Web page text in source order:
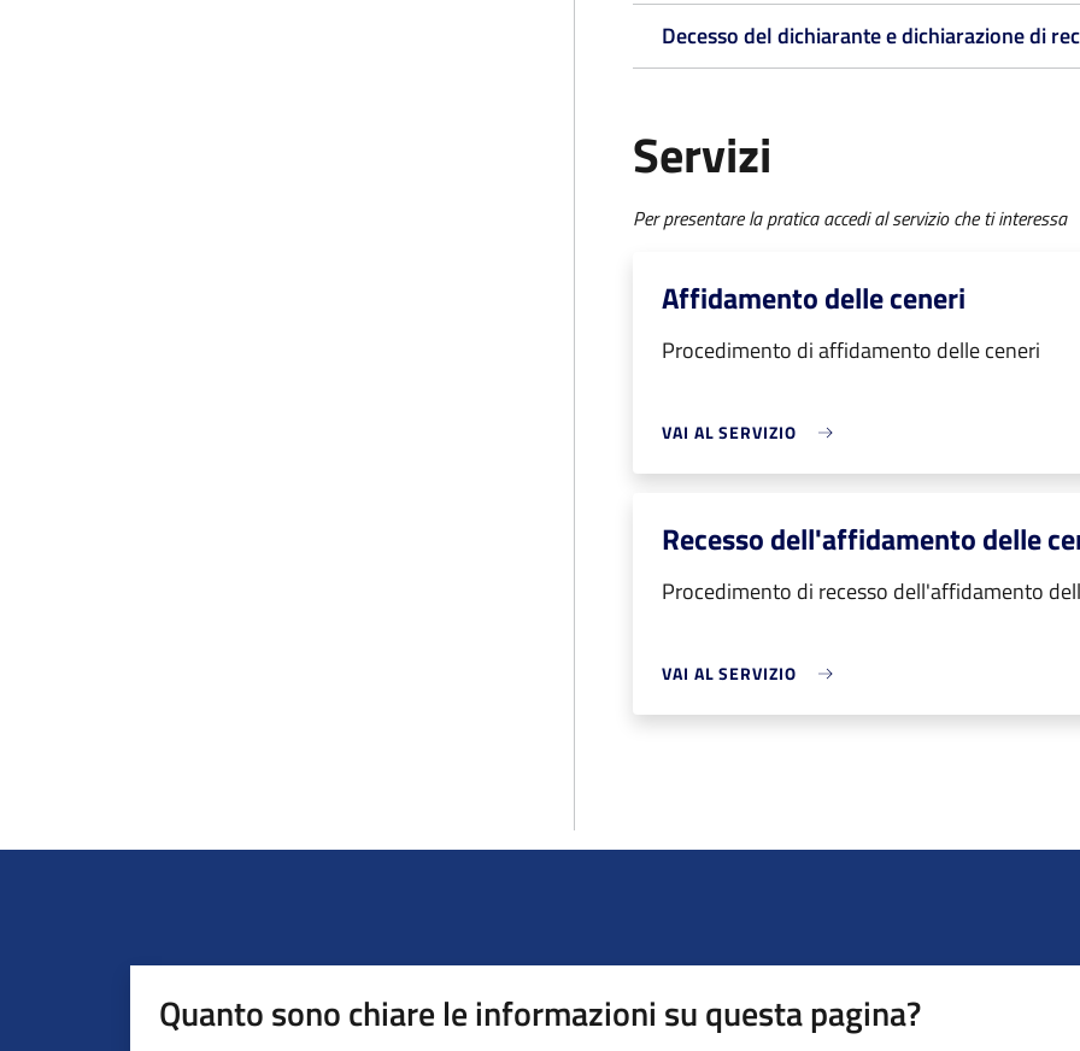
Decesso del dichiarante e dichiarazione di
Servizi
Per presentare la pratica accedi al servizio che ti interessa
Affidamento delle ceneri
Procedimento di affidamento delle ceneri
VAI AL SERVIZIO
Recesso dell'affidamento delle
Procedimento di recesso dell'affidamento
VAI AL SERVIZIO
Quanto sono chiare le informazioni su questa pagina?